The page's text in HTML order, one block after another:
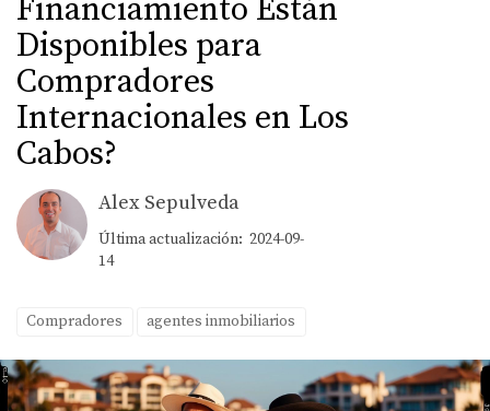
Financiamiento Están
Disponibles para
Compradores
Internacionales en Los
Cabos?
Alex Sepulveda
Última actualización: 2024-09-
14
Compradores agentes inmobiliarios